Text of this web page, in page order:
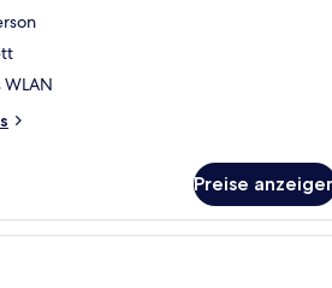
WLAN
Preise